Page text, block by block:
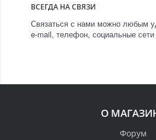
ВСЕГДА НА СВЯЗИ
Связаться с нами можно любым
e-mail, телефон, социальные
О
Форум